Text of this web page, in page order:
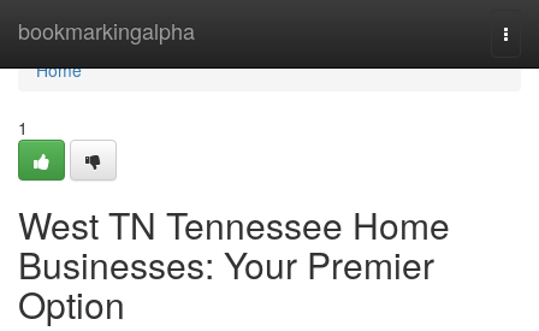
bookmarkingalpha
Home
Home
1
West TN Tennessee Home
Businesses: Your Premier
Option